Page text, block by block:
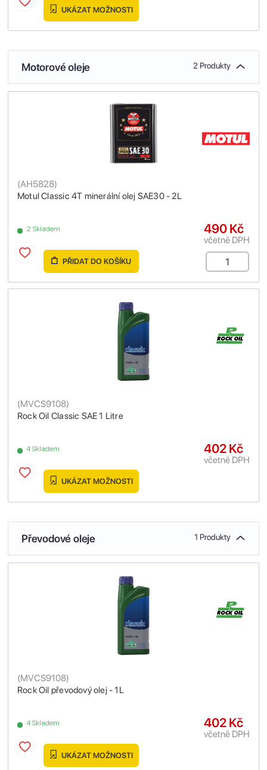
UKÁZAT MOŽNOSTI
Motorové oleje 2 Produkty
Motul Classic 4T minerální olej SAE30 - 2L
(AH5828)
2 Skladem 490 Kč
včetně DPH
PŘIDAT DO KOŠÍKU
Rock Oil Classic SAE 1 Litre
(MVCS9108)
4 Skladem 402 Kč
včetně DPH
UKÁZAT MOŽNOSTI
Převodové oleje 1 Produkty
Rock Oil převodový olej - 1L
(MVCS9108)
4 Skladem 402 Kč
včetně DPH
UKÁZAT MOŽNOSTI